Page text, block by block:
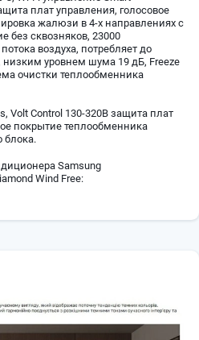
плат управления, голосовое
жалюзи в 4-х направлениях с
без сквозняков, 23000
воздуха, потребляет до
уровнем шума 19 дБ, Freeze
очистки теплообменника
Volt Control 130-320В защита плат
покрытие теплообменника
блока.
Samsung
Wind Free:
с пульта